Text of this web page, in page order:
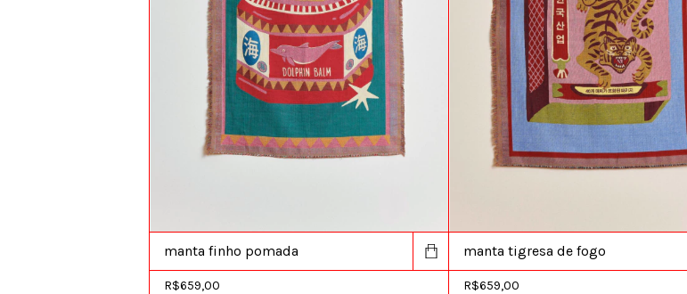
manta finho pomada
R$659,00
manta tigresa de fogo
R$659,00